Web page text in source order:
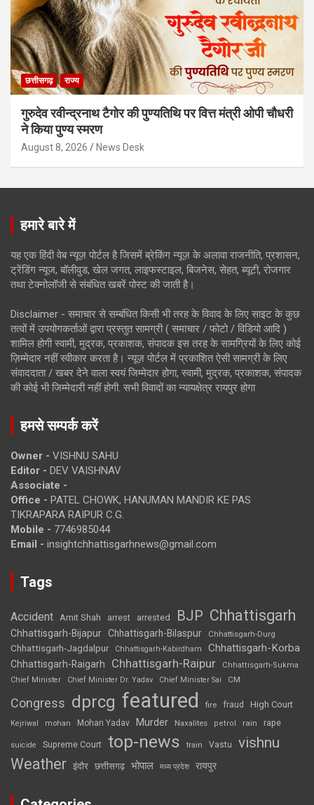
छत्तीसगढ़ राज्य
गुरुदेव रवीन्द्रनाथ टैगोर की पुण्यतिथि पर वित्त मंत्री ओपी चौधरी
ने किया पुण्य स्मरण
August 8, 2026 News Desk
हमारे बारे में
यह एक हिंदी वेब न्यूज़ पोर्टल है जिसमें ब्रेकिंग न्यूज़ के अलावा राजनीति, प्रशासन,
ट्रेंडिंग न्यूज, बॉलीवुड, खेल जगत, लाइफस्टाइल, बिजनेस, सेहत, ब्यूटी, रोजगार
तथा टेक्नोलॉजी से संबंधित खबरें पोस्ट की जाती है।
Disclaimer - समाचार से सम्बंधित किसी भी तरह के विवाद के लिए साइट के कुछ
तत्वों में उपयोगकर्ताओं द्वारा प्रस्तुत सामग्री ( समाचार / फोटो / विडियो आदि )
शामिल होगी स्वामी, मुद्रक, प्रकाशक, संपादक इस तरह के सामग्रियों के लिए कोई
ज़िम्मेदार नहीं स्वीकार करता है। न्यूज़ पोर्टल में प्रकाशित ऐसी सामग्री के लिए
संवाददाता / खबर देने वाला स्वयं जिम्मेदार होगा, स्वामी, मुद्रक, प्रकाशक, संपादक
की कोई भी जिम्मेदारी नहीं होगी. सभी विवादों का न्यायक्षेत्र रायपुर होगा
हमसे सम्पर्क करें
Owner - VISHNU SAHU
Editor - DEV VAISHNAV
Associate -
Office - PATEL CHOWK, HANUMAN MANDIR KE PAS
TIKRAPARA RAIPUR C.G.
Mobile - 7746985044
Email - insightchhattisgarhnews@gmail.com
Tags
Accident Amit Shah arrest arrested BJP Chhattisgarh
Chhattisgarh-Bijapur Chhattisgarh-Bilaspur Chhattisgarh-Durg
Chhattisgarh-Jagdalpur Chhattisgarh-Kabirdham Chhattisgarh-Korba
Chhattisgarh-Raigarh Chhattisgarh-Raipur
Chhattisgarh-Sukma
Chief Minister
Chief Minister Dr. Yadav Chief Minister Sai CM
Congress dprcg featured fire fraud High Court
Kejriwal mohan Mohan Yadav Murder Naxalites petrol rain rape
suicide Supreme Court top-news train Vastu vishnu
Weather इंदौर छत्तीसगढ़ भोपाल मध्य प्रदेश रायपुर